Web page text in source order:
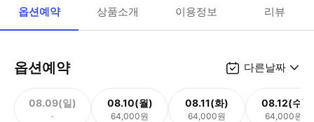
옵션예약 상품소개 이용정보 리뷰
옵션예약 다른날짜
08.09(일)
-
08.10(월)
64,000원
08.11(화)
64,000원
08.12(수)
64,000원